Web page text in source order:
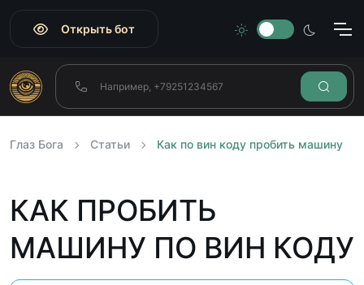
Открыть бот
Глаз Бога Статьи Как по вин коду пробить машину
КАК ПРОБИТЬ
МАШИНУ ПО ВИН КОДУ